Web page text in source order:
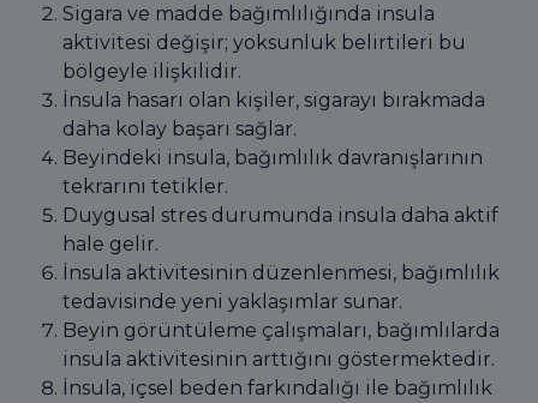
Sigara ve madde bağımlılığında insula
aktivitesi değişir; yoksunluk belirtileri bu
bölgeyle ilişkilidir.
İnsula hasarı olan kişiler, sigarayı bırakmada
daha kolay başarı sağlar.
Beyindeki insula, bağımlılık davranışlarının
tekrarını tetikler.
Duygusal stres durumunda insula daha aktif
hale gelir.
İnsula aktivitesinin düzenlenmesi, bağımlılık
tedavisinde yeni yaklaşımlar sunar.
Beyin görüntüleme çalışmaları, bağımlılarda
insula aktivitesinin arttığını göstermektedir.
İnsula, içsel beden farkındalığı ile bağımlılık